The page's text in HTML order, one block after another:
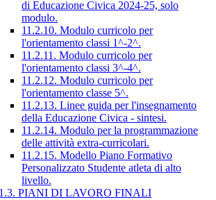
di Educazione Civica 2024-25, solo
modulo.
11.2.10. Modulo curricolo per
l'orientamento classi 1^-2^.
11.2.11. Modulo curricolo per
l'orientamento classi 3^-4^.
11.2.12. Modulo curricolo per
l'orientamento classe 5^.
11.2.13. Linee guida per l'insegnamento
della Educazione Civica - sintesi.
11.2.14. Modulo per la programmazione
delle attività extra-curricolari.
11.2.15. Modello Piano Formativo
Personalizzato Studente atleta di alto
livello.
PIANI DI LAVORO FINALI